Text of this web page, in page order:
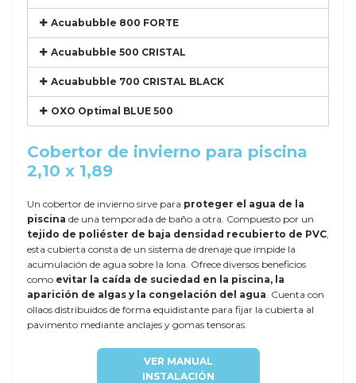
Acuabubble 800 FORTE
Acuabubble 500 CRISTAL
Acuabubble 700 CRISTAL BLACK
OXO Optimal BLUE 500
Cobertor de invierno para piscina
2,10 x 1,89
Un cobertor de invierno sirve para proteger el agua de la
piscina de una temporada de baño a otra. Compuesto por un
tejido de poliéster de baja densidad recubierto de PVC,
esta cubierta consta de un sistema de drenaje que impide la
acumulación de agua sobre la lona. Ofrece diversos beneficios
como evitar la caída de suciedad en la piscina, la
aparición de algas y la congelación del agua. Cuenta con
ollaos distribuidos de forma equidistante para fijar la cubierta al
pavimento mediante anclajes y gomas tensoras.
VER MANUAL
INSTALACIÓN